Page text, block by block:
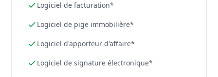
Logiciel de facturation*
Logiciel de pige immobilière*
Logiciel d'apporteur d'affaire*
Logiciel de signature électronique*